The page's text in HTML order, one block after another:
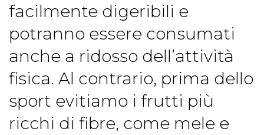
facilmente digeribili e
potranno essere consumati
anche a ridosso dell’attività
fisica. Al contrario, prima dello
sport evitiamo i frutti più
ricchi di fibre, come mele e